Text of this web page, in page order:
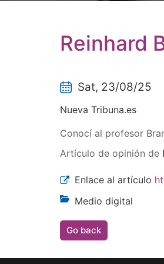
Reinhard
Sat, 23/08/25
Nueva Tribuna.es
Conocí al profesor
Artículo de opinión de
Enlace al artículo
Medio digital
Go back